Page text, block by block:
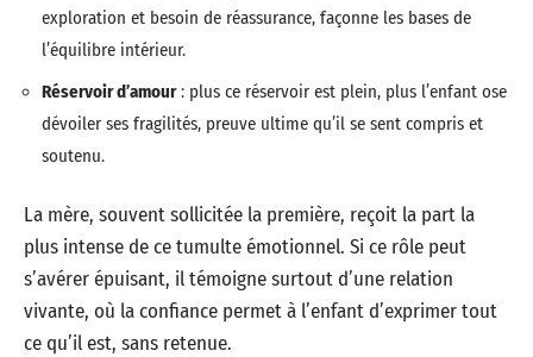
exploration et besoin de réassurance, façonne les bases de
l’équilibre intérieur.
Réservoir d’amour: plus ce réservoir est plein, plus l’enfant ose
dévoiler ses fragilités, preuve ultime qu’il se sent compris et
soutenu.
La mère, souvent sollicitée la première, reçoit la part la
plus intense de ce tumulte émotionnel. Si ce rôle peut
s’avérer épuisant, il témoigne surtout d’une relation
vivante, où la confiance permet à l’enfant d’exprimer tout
ce qu’il est, sans retenue.